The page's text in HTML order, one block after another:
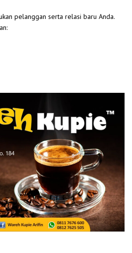
pelanggan serta relasi baru Anda.